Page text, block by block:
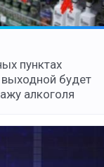
пунктах
выходной будет
алкоголя